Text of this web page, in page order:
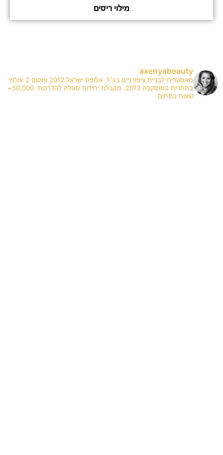
מילוי ריסים
axenyabeauty
מאסטרית לבניית ציפורניים בג׳ל, אלופת ישראל 2012 ומקום 2 עולמי
בתחרות במוסקבה 2013. מקבלת יחידות סגולה להדרכות. 50,000+
שעות בתחום